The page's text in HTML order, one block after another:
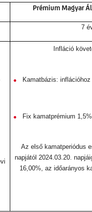
Prémium Magyar
7
Infláció
Kamatbázis:
Fix kamatprémium
Az első kamatperiódus
napjától 2024.03.20.
16,00%, az időarányos